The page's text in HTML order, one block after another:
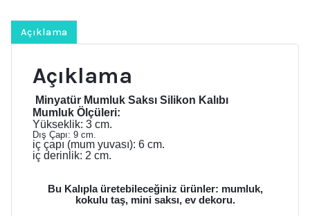
Açıklama
Açıklama
Minyatür Mumluk Saksı Silikon Kalıbı
Mumluk Ölçüleri:
Yükseklik: 3 cm.
Dış Çapı: 9 cm.
iç çapı (mum yuvası): 6 cm.
iç derinlik: 2 cm.
Bu Kalıpla üretebileceğiniz ürünler: mumluk,
kokulu taş, mini saksı, ev dekoru.